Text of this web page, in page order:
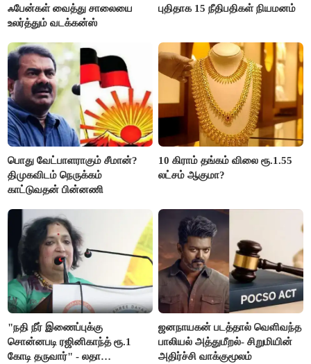
ஃபேன்கள் வைத்து சாலையை
உலர்த்தும் வடக்கன்ஸ்
புதிதாக 15 நீதிபதிகள் நியமனம்
பொது வேட்பாளராகும் சீமான்?
திமுகவிடம் நெருக்கம்
காட்டுவதன் பின்னணி
10 கிராம் தங்கம் விலை ரூ.1.55
லட்சம் ஆகுமா?
"நதி நீர் இணைப்புக்கு
சொன்னபடி ரஜினிகாந்த் ரூ.1
கோடி தருவார்" - லதா
ஜனநாயகன் படத்தால் வெளிவந்த
பாலியல் அத்துமீறல்- சிறுமியின்
அதிர்ச்சி வாக்குமூலம்